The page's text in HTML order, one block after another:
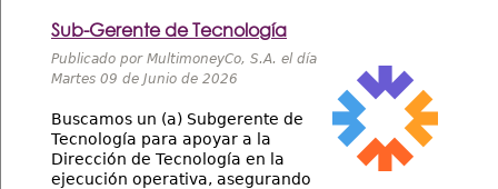
Sub-Gerente de Tecnología
Publicado por MultimoneyCo, S.A. el día
Martes 09 de Junio de 2026
Buscamos un (a) Subgerente de
Tecnología para apoyar a la
Dirección de Tecnología en la
ejecución operativa, asegurando